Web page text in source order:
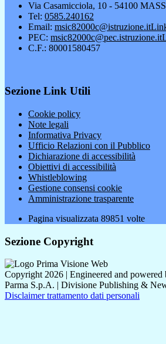
Via Casamicciola, 10 - 54100
Tel: 0585.240162
Email: msic82000c@istruzione.it
PEC: msic82000c@pec.istruzione.it
C.F.: 80001580457
Sezione Link Utili
Cookie policy
Note legali
Informativa Privacy
Ufficio Relazioni con il Pubblico
Dichiarazione di accessibilità
Obiettivi di accessibilità
Whistleblowing
Gestione consensi cookie
Amministrazione trasparente
Pagina visualizzata 89851 volte
Sezione Copyright
Copyright 2026 | Engineered and
Parma S.p.A. | Divisione Publishing &
Disclaimer trattamento dati personali